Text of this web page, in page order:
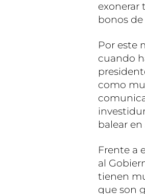
exonerar
bonos
Por este
cuando
como
balear
Frente a
al
tienen
que son